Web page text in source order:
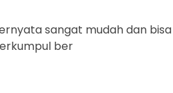
sangat mudah dan
ber